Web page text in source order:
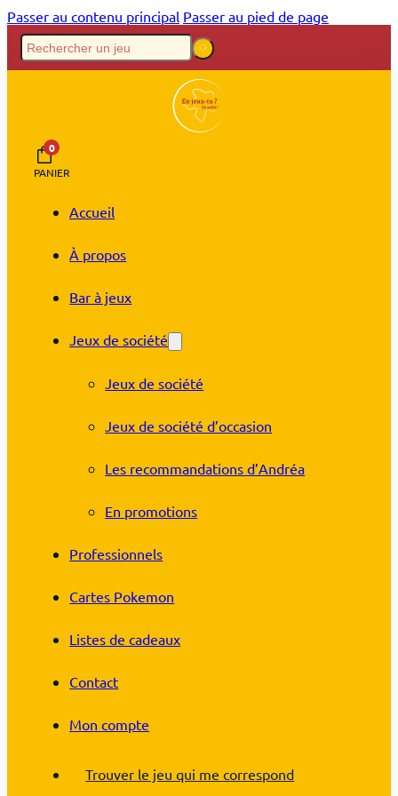
Passer au contenu principal Passer au pied de page
0
PANIER
Accueil
À propos
Bar à jeux
Jeux de société
Jeux de société
Jeux de société d’occasion
Les recommandations d’Andréa
En promotions
Professionnels
Cartes Pokemon
Listes de cadeaux
Contact
Mon compte
Trouver le jeu qui me correspond